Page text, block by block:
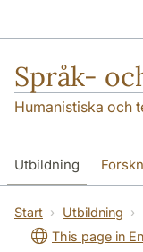
Språk-
Humanistiska och
Utbildning
SOL-husen
översättning till
Start Utbildning
This page in